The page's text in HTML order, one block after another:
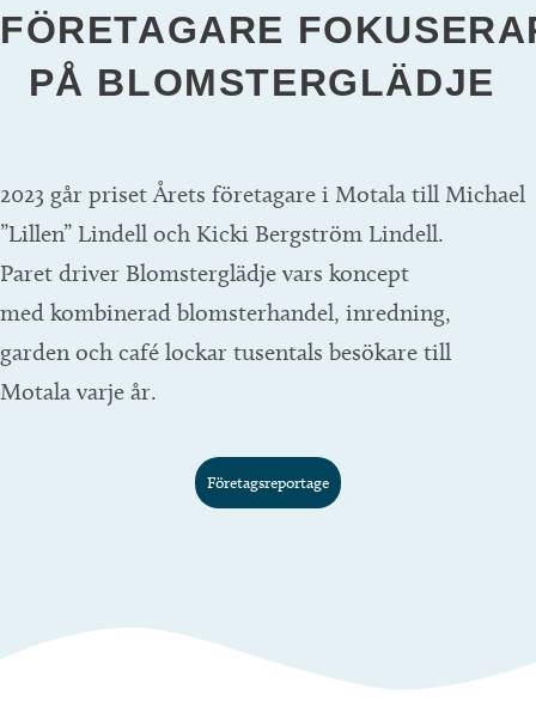
FÖRETAGARE
PÅ BLOMSTERGLÄDJE
2023 går priset Årets företagare i Motala till Michael
”Lillen” Lindell och Kicki Bergström Lindell.
Paret driver Blomsterglädje vars koncept
med kombinerad blomsterhandel, inredning,
garden och café lockar tusentals besökare till
Motala varje år.
Företagsreportage